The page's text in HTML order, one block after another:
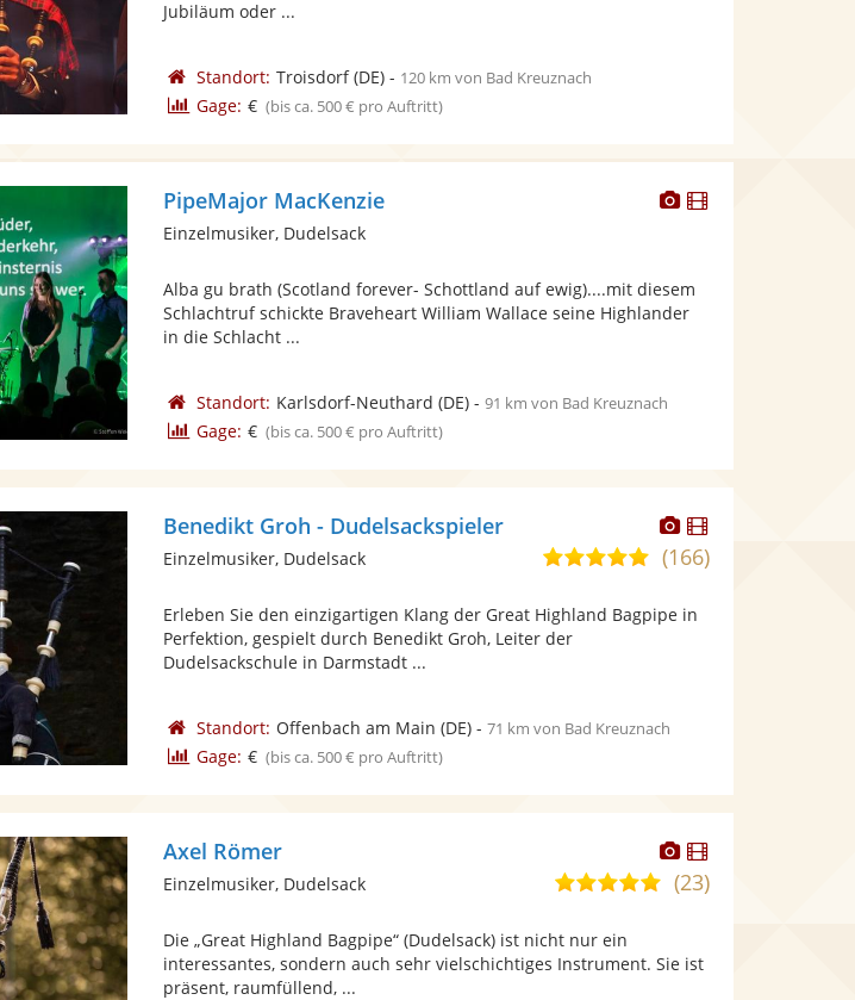
Jubiläum oder ...
Standort: Troisdorf(DE)- 120 km von Bad Kreuznach
Gage: € (bis ca. 500 € pro Auftritt)
Dieser
bereit.
Dieser
PipeMajor MacKenzie
Einzelmusiker, Dudelsack
Alba gu brath (Scotland forever- Schottland auf ewig)....mit diesem
Schlachtruf schickte Braveheart William Wallace seine Highlander
in die Schlacht ...
Standort: Karlsdorf-Neuthard (DE)- 91 km von Bad Kreuznach
Gage: € (bis ca. 500 € pro Auftritt)
Dieser
Künstler
stellt
Fotos
bereit.
Dieser
Künstler
Benedikt Groh - Dudelsackspieler
5,0
5
(166)
Einzelmusiker, Dudelsack
Erleben Sie den einzigartigen Klang der Great Highland Bagpipe in
Perfektion, gespielt durch Benedikt Groh, Leiter der
Dudelsackschule in Darmstadt ...
Standort: Offenbach am Main (DE)- 71 km von Bad Kreuznach
Gage: € (bis ca. 500 € pro Auftritt)
Dieser
Künstler
stellt
bereit.
Dieser
Künstler
Axel Römer
5,0
Sternen
(23)
Einzelmusiker, Dudelsack
Die „Great Highland Bagpipe“ (Dudelsack) ist nicht nur ein
interessantes, sondern auch sehr vielschichtiges Instrument. Sie ist
präsent, raumfüllend, ...